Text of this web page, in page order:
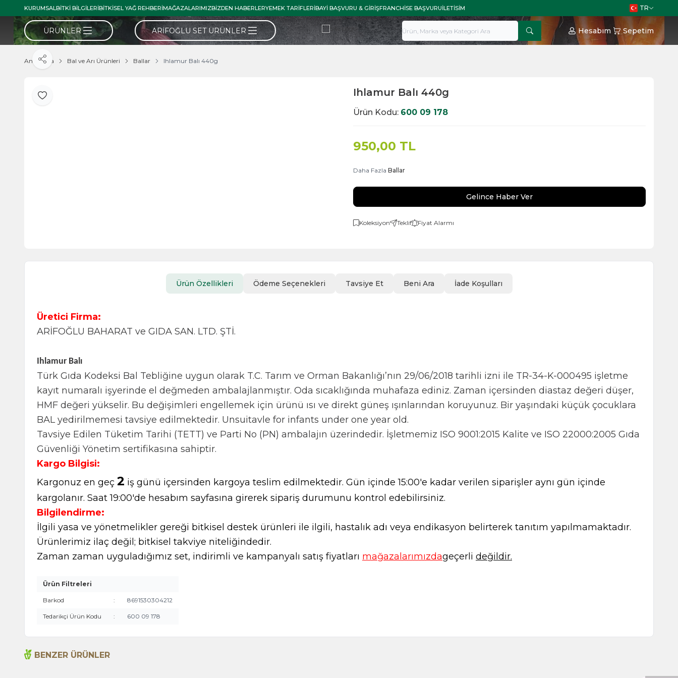
KURUMSALBITKI BILGILERIBITKISEL YAĞ REHBERIMAĞAZALARIMIZBIZDEN HABERLERYEMEK TARIFLERIBAYI BAŞVURU & GIRIŞFRANCHISE BAŞVURUİLETISIM TR
ÜRÜNLER ARIFOĞLU SET ÜRÜNLER Hesabım Sepetim
Ana Sayfa Bal ve Arı Ürünleri Ballar Ihlamur Balı 440g
Favoriye Ekle
Paylaş
Ihlamur Balı 440g
Ürün Kodu: 600 09 178
950,00 TL
Daha Fazla Ballar
Gelince Haber Ver
Koleksiyon Teklif Fiyat Alarmı
Ürün Özellikleri Ödeme Seçenekleri Tavsiye Et Beni Ara İade Koşulları
Üretici Firma:
ARİFOĞLU BAHARAT ve GIDA SAN. LTD. ŞTİ.
Ihlamur Balı
Türk Gıda Kodeksi Bal Tebliğine uygun olarak T.C. Tarım ve Orman Bakanlığı’nın 29/06/2018 tarihli izni ile TR-34-K-000495 işletme
kayıt numaralı işyerinde el değmeden ambalajlanmıştır. Oda sıcaklığında muhafaza ediniz. Zaman içersinden diastaz değeri düşer,
HMF değeri yükselir. Bu değişimleri engellemek için ürünü ısı ve direkt güneş ışınlarından koruyunuz. Bir yaşındaki küçük çocuklara
BAL yedirilmemesi tavsiye edilmektedir. Unsuitavle for infants under one year old.
Tavsiye Edilen Tüketim Tarihi (TETT) ve Parti No (PN) ambalajın üzerindedir. İşletmemiz ISO 9001:2015 Kalite ve ISO 22000:2005 Gıda
Güvenliği Yönetim sertifikasına sahiptir.
Kargo Bilgisi:
Kargonuz en geç 2 iş günü içersinden kargoya teslim edilmektedir. Gün içinde 15:00'e kadar verilen siparişler aynı gün içinde
kargolanır. Saat 19:00'de hesabım sayfasına girerek sipariş durumunu kontrol edebilirsiniz.
Bilgilendirme:
İlgili yasa ve yönetmelikler gereği bitkisel destek ürünleri ile ilgili, hastalık adı veya endikasyon belirterek tanıtım yapılmamaktadır.
Ürünlerimiz ilaç değil; bitkisel takviye niteliğindedir.
Zaman zaman uyguladığımız set, indirimli ve kampanyalı satış fiyatları mağazalarımızdageçerli değildir.
Ürün Filtreleri
Barkod : 8691530304212
Tedarikçi Ürün Kodu : 600 09 178
BENZER ÜRÜNLER